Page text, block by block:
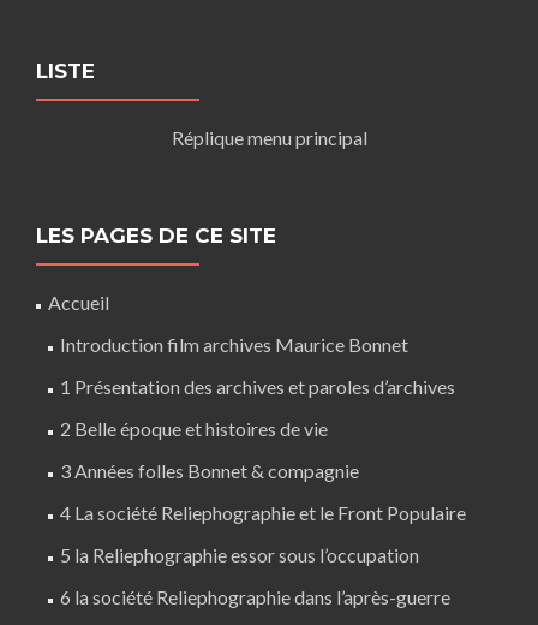
LISTE
Réplique menu principal
LES PAGES DE CE SITE
Accueil
Introduction film archives Maurice Bonnet
1 Présentation des archives et paroles d’archives
2 Belle époque et histoires de vie
3 Années folles Bonnet & compagnie
4 La société Reliephographie et le Front Populaire
5 la Reliephographie essor sous l’occupation
6 la société Reliephographie dans l’après-guerre